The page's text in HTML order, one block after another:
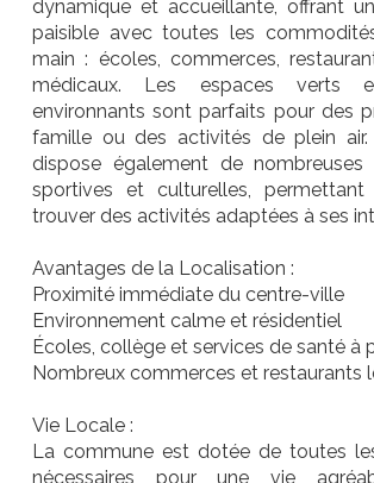
dynamique et accueillante, offrant
paisible avec toutes les
main : écoles, commerces,
médicaux. Les espaces verts
environnants sont parfaits pour des
famille ou des activités de plein
dispose également de nombreuses
sportives et culturelles,
trouver des activités adaptées à ses
Avantages de la Localisation :
Proximité immédiate du centre-ville
Environnement calme et résidentiel
Écoles, collège et services de santé à
Nombreux commerces et restaurants
Vie Locale :
La commune est dotée de toutes
nécessaires pour une vie